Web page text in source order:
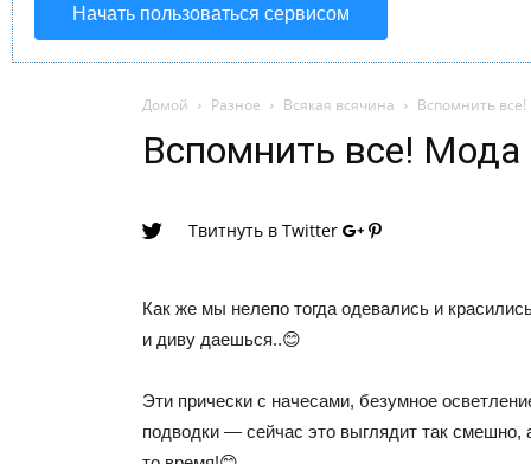
Начать пользоваться сервисом
Домой Разное Всякая всячина Вспомнить
Вспомнить все! Мода
Твитнуть в Twitter
Как же мы нелепо тогда одевались и
и диву даешься..😊
Эти прически с начесами, безумное
подводки — сейчас это выглядит так смешно,